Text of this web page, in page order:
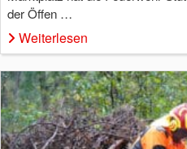
der Öffen …
Weiterlesen